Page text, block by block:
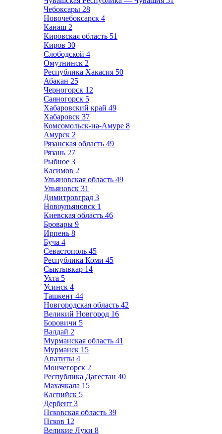
Чебоксары 28
Новочебоксарск 4
Канаш 2
Кировская область 51
Киров 30
Слободской 4
Омутнинск 2
Республика Хакасия 50
Абакан 25
Черногорск 12
Саяногорск 5
Хабаровский край 49
Хабаровск 37
Комсомольск-на-Амуре 8
Амурск 2
Рязанская область 49
Рязань 27
Рыбное 3
Касимов 2
Ульяновская область 49
Ульяновск 31
Димитровград 3
Новоульяновск 1
Киевская область 46
Бровары 9
Ирпень 8
Буча 4
Севастополь 45
Республика Коми 45
Сыктывкар 14
Ухта 5
Усинск 4
Ташкент 44
Новгородская область 42
Великий Новгород 16
Боровичи 5
Валдай 2
Мурманская область 41
Мурманск 15
Апатиты 4
Мончегорск 2
Республика Дагестан 40
Махачкала 15
Каспийск 5
Дербент 3
Псковская область 39
Псков 12
Великие Луки 8